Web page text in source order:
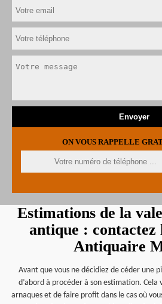
ON VOUS RAPPELLE
Estimations de la
antique : contactez
Antiquaire
Avant que vous ne décidiez de céder une
d’abord à procéder à son estimation. Cela
arnaques et de faire profit dans le cas où